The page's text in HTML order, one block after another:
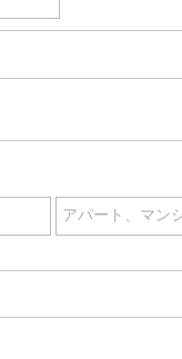
アパート、マン